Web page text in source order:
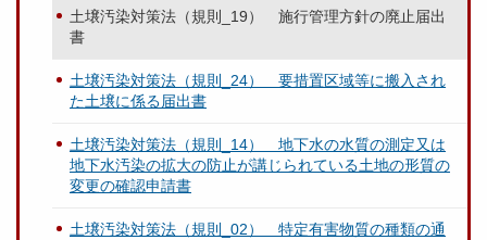
土壌汚染対策法（規則_19） 施行管理方針の廃止届出
書
土壌汚染対策法（規則_24） 要措置区域等に搬入され
た土壌に係る届出書
土壌汚染対策法（規則_14） 地下水の水質の測定又は
地下水汚染の拡大の防止が講じられている土地の形質の
変更の確認申請書
土壌汚染対策法（規則_02） 特定有害物質の種類の通